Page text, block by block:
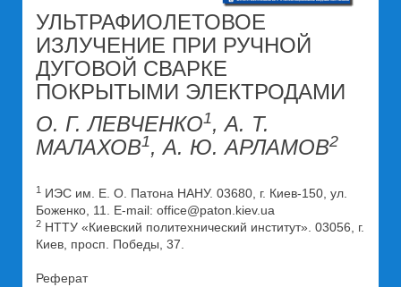
УЛЬТРАФИОЛЕТОВОЕ
ИЗЛУЧЕНИЕ ПРИ РУЧНОЙ
ДУГОВОЙ СВАРКЕ
ПОКРЫТЫМИ ЭЛЕКТРОДАМИ
О. Г. ЛЕВЧЕНКО1, А. Т.
МАЛАХОВ1, А. Ю. АРЛАМОВ2
1 ИЭС им. Е. О. Патона НАНУ. 03680, г. Киев-150, ул.
Боженко, 11. Е-mail: office@paton.kiev.ua
2 НТТУ «Киевский политехнический институт». 03056, г.
Киев, просп. Победы, 37.
Реферат